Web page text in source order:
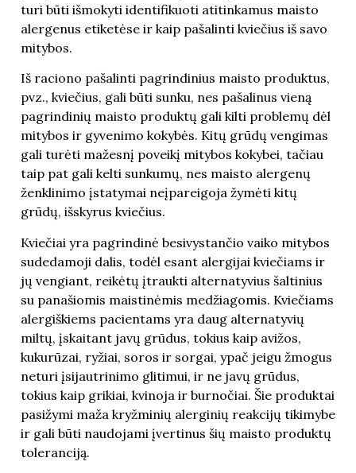
turi būti išmokyti identifikuoti atitinkamus maisto
alergenus etiketėse ir kaip pašalinti kviečius iš savo
mitybos.
Iš raciono pašalinti pagrindinius maisto produktus,
pvz., kviečius, gali būti sunku, nes pašalinus vieną
pagrindinių maisto produktų gali kilti problemų dėl
mitybos ir gyvenimo kokybės. Kitų grūdų vengimas
gali turėti mažesnį poveikį mitybos kokybei, tačiau
taip pat gali kelti sunkumų, nes maisto alergenų
ženklinimo įstatymai neįpareigoja žymėti kitų
grūdų, išskyrus kviečius.
Kviečiai yra pagrindinė besivystančio vaiko mitybos
sudedamoji dalis, todėl esant alergijai kviečiams ir
jų vengiant, reikėtų įtraukti alternatyvius šaltinius
su panašiomis maistinėmis medžiagomis. Kviečiams
alergiškiems pacientams yra daug alternatyvių
miltų, įskaitant javų grūdus, tokius kaip avižos,
kukurūzai, ryžiai, soros ir sorgai, ypač jeigu žmogus
neturi įsijautrinimo glitimui, ir ne javų grūdus,
tokius kaip grikiai, kvinoja ir burnočiai. Šie produktai
pasižymi maža kryžminių alerginių reakcijų tikimybe
ir gali būti naudojami įvertinus šių maisto produktų
toleranciją.